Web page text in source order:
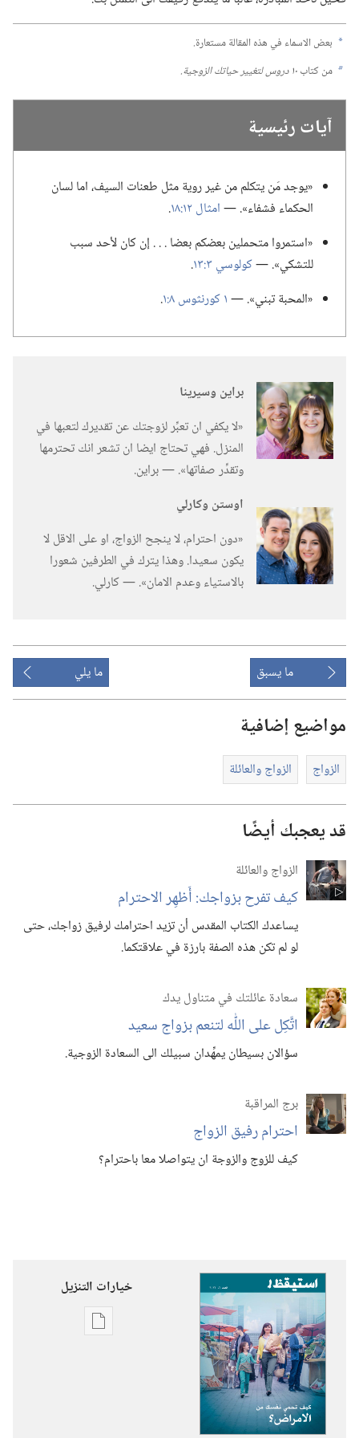
a بعض الاسماء في هذه المقالة مستعارة.‏
b من كتاب١٠ دروس لتغيير حياتك الزوجية.‏
آيات رئيسية
‏«يوجد مَن يتكلم من غير روية مثل طعنات السيف،‏ اما لسان
الحكماء فشفاء».‏ —‏امثال ١٢:‏١٨
‏.‏
‏«استمروا متحملين بعضكم بعضا .‏ .‏ .‏ إن كان لأحد سبب
للتشكي».‏ —‏كولوسي ٣:‏١٣
‏.‏
‏«المحبة تبني».‏ —‏١ كورنثوس ٨:‏١ ‏.‏
براين وسيرينا
‏«لا يكفي ان تعبِّر لزوجتك عن تقديرك لتعبها في
المنزل.‏ فهي تحتاج ايضا ان تشعر انك تحترمها
وتقدِّر صفاتها».‏ —‏ براين.‏
اوستن وكارلي
‏«دون احترام،‏ لا ينجح الزواج،‏ او على الاقل لا
يكون سعيدا.‏ وهذا يترك في الطرفين شعورا
بالاستياء وعدم الامان».‏ —‏ كارلي.‏
ما يسبق ما يلي
مواضيع إضافية
الزواج الزواج والعائلة
قد يعجبك أيضًا
الزواج والعائلة
كيف تفرح بزواجك:‏ أَظهِر الاحترام
يساعدك الكتاب المقدس أن تزيد احترامك لرفيق زواجك،‏ حتى
لو لم تكن هذه الصفة بارزة في علاقتكما.‏
سعادة عائلتك في متناول يدك
اتَّكِل على اللّٰه لتنعم بزواج سعيد
سؤالان بسيطان يمهِّدان سبيلك الى السعادة الزوجية.‏
برج المراقبة
احترام رفيق الزواج
كيف للزوج والزوجة ان يتواصلا معا باحترام؟‏
خيارات التنزيل
خيارات